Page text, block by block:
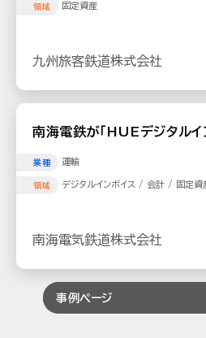
領域 固定資産
九州旅客鉄道株式会社
南海電鉄が「HUEデジタルイ
業種 運輸
領域 デジタルインボイス / 会計 / 固定
南海電気鉄道株式会社
事例ページ